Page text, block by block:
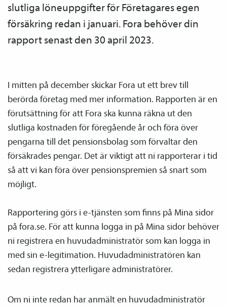
slutliga löneuppgifter för Företagares egen
försäkring redan i januari. Fora behöver din
rapport senast den 30 april 2023.
I mitten på december skickar Fora ut ett brev till
berörda företag med mer information. Rapporten är en
förutsättning för att Fora ska kunna räkna ut den
slutliga kostnaden för föregående år och föra över
pengarna till det pensions­bolag som förvaltar den
försäkrades pengar. Det är viktigt att ni rapporterar i tid
så att vi kan föra över pensions­premien så snart som
möjligt.
Rapportering görs i e-tjänsten som finns på Mina sidor
på fora.se. För att kunna logga in på Mina sidor behöver
ni registrera en huvud­­administratör som kan logga in
med sin e-legitimation. Huvud­­administratören kan
sedan registrera ytterligare administratörer.
Om ni inte redan har anmält en huvud­­administratör